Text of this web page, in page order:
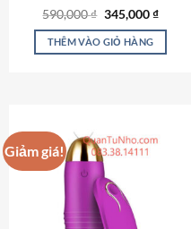
Được xếp
hạng4.79
5 sao
590,000₫ Giá
là:
590,000 ₫.
345,000₫Giá
tại
THÊM VÀO GIỎ HÀNG
Giảm giá!